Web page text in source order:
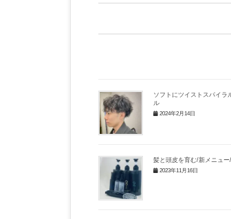
ソフトにツイストスパイラ
ル
2024年2月14日
髪と頭皮を育む/新メニュ
2023年11月16日